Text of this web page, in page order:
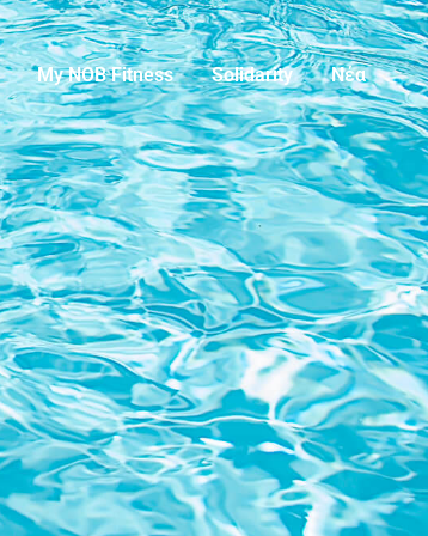
My NOB Fitness Solidarity
Νέα